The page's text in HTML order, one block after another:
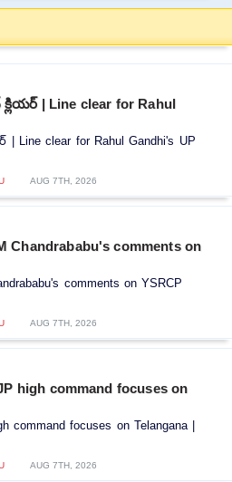
| Line clear for Rahul
clear for Rahul Gandhi's UP
AUG 7TH, 2026
comments on
comments on YSRCP
AUG 7TH, 2026
command focuses on
focuses on Telangana |
AUG 7TH, 2026